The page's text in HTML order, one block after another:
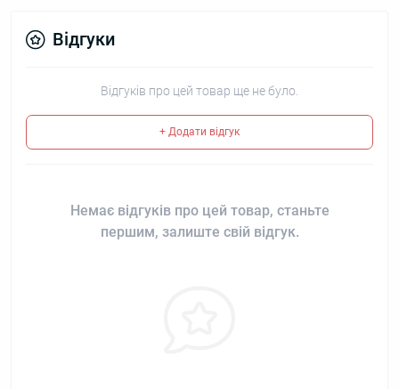
Відгуки
Відгуків про цей товар ще не було.
+ Додати відгук
Немає відгуків про цей товар, станьте
першим, залиште свій відгук.